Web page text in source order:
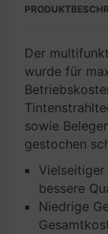
Der
wurde für
sowie
gestochen
Vielseitiger
bessere
Niedrige